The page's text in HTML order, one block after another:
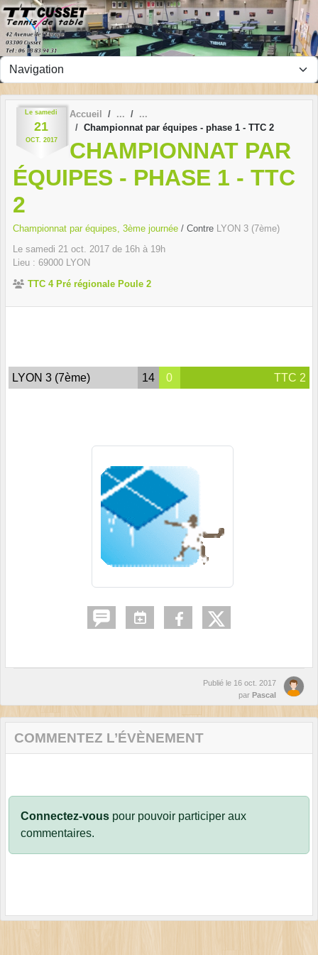
Le samedi
21
OCT. 2017
Accueil
Championnat par équipes - phase 1 - TTC 2
CHAMPIONNAT PAR
ÉQUIPES - PHASE 1 - TTC
2
Championnat par équipes, 3ème journée / Contre LYON 3 (7ème)
Le samedi 21 oct. 2017 de 16h à 19h
Lieu : 69000 LYON
TTC 4 Pré régionale Poule 2
LYON 3 (7ème) 14 0 TTC 2
Publié le 16 oct. 2017
par Pascal
COMMENTEZ L’ÉVÈNEMENT
Connectez-vous pour pouvoir participer aux
commentaires.
Panneau de gestion des cookies